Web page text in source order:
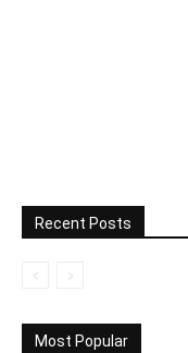
Recent Posts
Most Popular